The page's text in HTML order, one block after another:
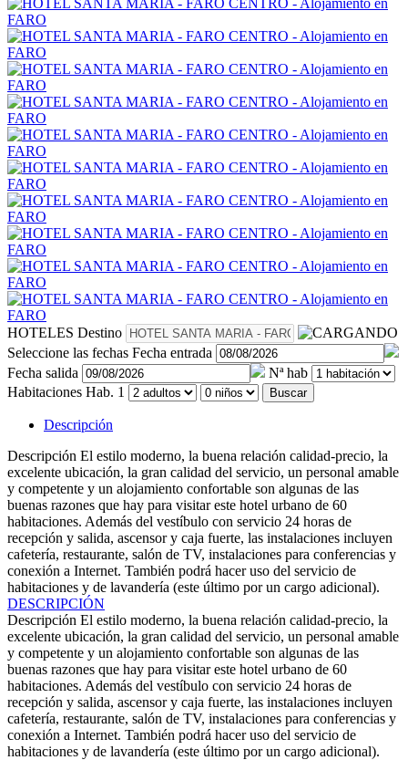
HOTELES Destino
Seleccione las fechas Fecha entrada
Fecha salida
Nª hab
Habitaciones Hab. 1 Buscar
Descripción
Descripción El estilo moderno, la buena relación calidad-precio, la
excelente ubicación, la gran calidad del servicio, un personal amable
y competente y un alojamiento confortable son algunas de las
buenas razones que hay para visitar este hotel urbano de 60
habitaciones. Además del vestíbulo con servicio 24 horas de
recepción y salida, ascensor y caja fuerte, las instalaciones incluyen
cafetería, restaurante, salón de TV, instalaciones para conferencias y
conexión a Internet. También podrá hacer uso del servicio de
habitaciones y de lavandería (este último por un cargo adicional).
DESCRIPCIÓN
Descripción El estilo moderno, la buena relación calidad-precio, la
excelente ubicación, la gran calidad del servicio, un personal amable
y competente y un alojamiento confortable son algunas de las
buenas razones que hay para visitar este hotel urbano de 60
habitaciones. Además del vestíbulo con servicio 24 horas de
recepción y salida, ascensor y caja fuerte, las instalaciones incluyen
cafetería, restaurante, salón de TV, instalaciones para conferencias y
conexión a Internet. También podrá hacer uso del servicio de
habitaciones y de lavandería (este último por un cargo adicional).